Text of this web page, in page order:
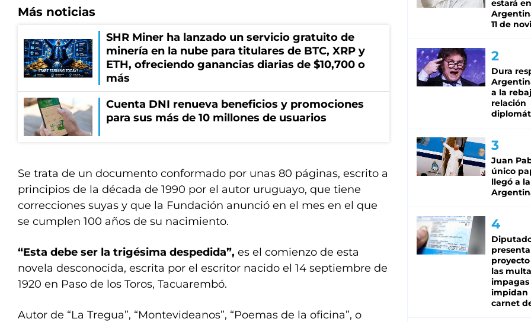
Más noticias
SHR Miner ha lanzado un servicio gratuito de
minería en la nube para titulares de BTC, XRP y
ETH, ofreciendo ganancias diarias de $10,700 o
más
Cuenta DNI renueva beneficios y promociones
para sus más de 10 millones de usuarios
Se trata de un documento conformado por unas 80 páginas, escrito a
principios de la década de 1990 por el autor uruguayo, que tiene
correcciones suyas y que la Fundación anunció en el mes en el que
se cumplen 100 años de su nacimiento.
“Esta debe ser la trigésima despedida”, es el comienzo de esta
novela desconocida, escrita por el escritor nacido el 14 septiembre de
1920 en Paso de los Toros, Tacuarembó.
Autor de “La Tregua”, “Montevideanos”, “Poemas de la oficina”, o
estará
11 de
Dura
a la
relación
Juan
único
llegó a la
las
impagas
impidan
carnet